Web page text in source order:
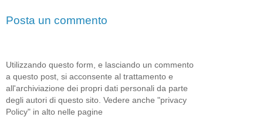
Posta un commento
Utilizzando questo form, e lasciando un commento
a questo post, si acconsente al trattamento e
all'archiviazione dei propri dati personali da parte
degli autori di questo sito. Vedere anche "privacy
Policy" in alto nelle pagine